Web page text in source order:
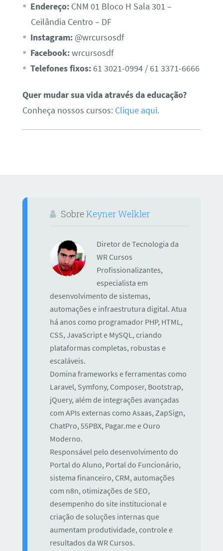
Endereço:CNM 01 Bloco H Sala 301 –
Ceilândia Centro – DF
Instagram:@wrcursosdf
Facebook:wrcursosdf
Telefones fixos:61 3021-0994 / 61 3371-6666
Quer mudar sua vida através da educação?
Conheça nossos cursos: Clique aqui.
SobreKeyner Welkler
Diretor de Tecnologia da
WR Cursos
Profissionalizantes,
especialista em
desenvolvimento de sistemas,
automações e infraestrutura digital. Atua
há anos como programador PHP, HTML,
CSS, JavaScript e MySQL, criando
plataformas completas, robustas e
escaláveis.
Domina frameworks e ferramentas como
Laravel, Symfony, Composer, Bootstrap,
jQuery, além de integrações avançadas
com APIs externas como Asaas, ZapSign,
ChatPro, 55PBX, Pagar.me e Ouro
Moderno.
Responsável pelo desenvolvimento do
Portal do Aluno, Portal do Funcionário,
sistema financeiro, CRM, automações
com n8n, otimizações de SEO,
desempenho do site institucional e
criação de soluções internas que
aumentam produtividade, controle e
resultados da WR Cursos.